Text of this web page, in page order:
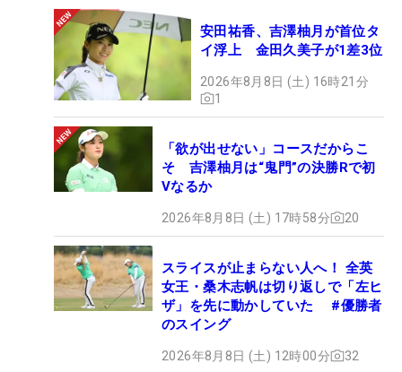
安田祐香、吉澤柚月が首位タ
イ浮上 金田久美子が1差3位
2026年8月8日 (土) 16時21分
1
「欲が出せない」コースだからこ
そ 吉澤柚月は“鬼門”の決勝Rで初
Vなるか
2026年8月8日 (土) 17時58分 20
スライスが止まらない人へ！ 全英
女王・桑木志帆は切り返しで「左ヒ
ザ」を先に動かしていた #優勝者
のスイング
2026年8月8日 (土) 12時00分 32